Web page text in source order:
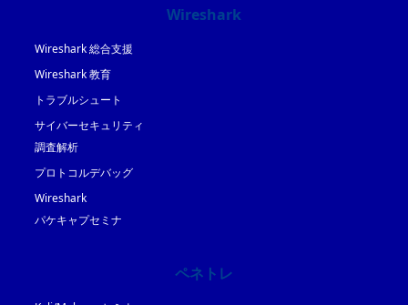
Wireshark
Wireshark 総合支援
Wireshark 教育
トラブルシュート
サイバーセキュリティ
調査解析
プロトコルデバッグ
Wireshark
パケキャプセミナ
ペネトレ